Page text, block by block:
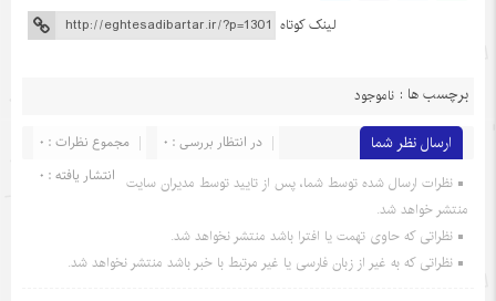
لینک کوتاه
برچسب ها : ناموجود
ارسال نظر شما مجموع نظرات : 0
در انتظار بررسی : 0
انتشار یافته : 0 نظرات ارسال شده توسط شما، پس از تایید توسط مدیران سایت
منتشر خواهد شد.
نظراتی که حاوی تهمت یا افترا باشد منتشر نخواهد شد.
نظراتی که به غیر از زبان فارسی یا غیر مرتبط با خبر باشد منتشر نخواهد شد.